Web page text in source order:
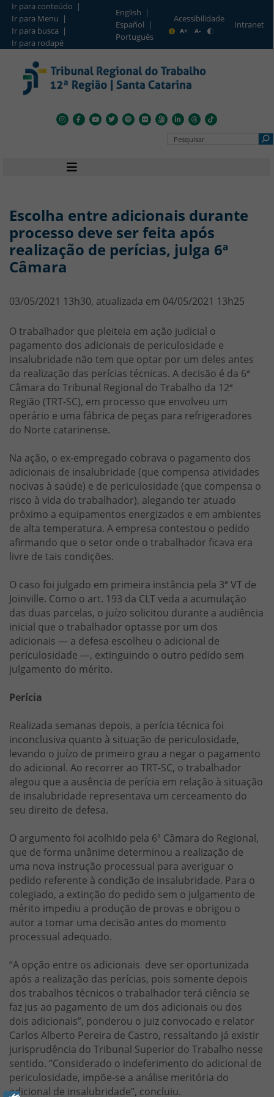
Barra de Acesso Rápido
Ir para conteúdo |
Ir para Menu |
Ir para busca |
Ir para rodapé
English |
Español |
Português
Acessibilidade
A+ A-
Intranet
Pesquisar no Portal
Navegação principal
Escolha entre adicionais durante
processo deve ser feita após
realização de perícias, julga 6ª
Câmara
03/05/2021 13h30, atualizada em 04/05/2021 13h25
O trabalhador que pleiteia em ação judicial o
pagamento dos adicionais de periculosidade e
insalubridade não tem que optar por um deles antes
da realização das perícias técnicas. A decisão é da 6ª
Câmara do Tribunal Regional do Trabalho da 12ª
Região (TRT-SC), em processo que envolveu um
operário e uma fábrica de peças para refrigeradores
do Norte catarinense.
Na ação, o ex-empregado cobrava o pagamento dos
adicionais de insalubridade (que compensa atividades
nocivas à saúde) e de periculosidade (que compensa o
risco à vida do trabalhador), alegando ter atuado
próximo a equipamentos energizados e em ambientes
de alta temperatura. A empresa contestou o pedido
afirmando que o setor onde o trabalhador ficava era
livre de tais condições.
O caso foi julgado em primeira instância pela 3ª VT de
Joinville. Como o art. 193 da CLT veda a acumulação
das duas parcelas, o juízo solicitou durante a audiência
inicial que o trabalhador optasse por um dos
adicionais — a defesa escolheu o adicional de
periculosidade —, extinguindo o outro pedido sem
julgamento do mérito.
Perícia
Realizada semanas depois, a perícia técnica foi
inconclusiva quanto à situação de periculosidade,
levando o juízo de primeiro grau a negar o pagamento
do adicional. Ao recorrer ao TRT-SC, o trabalhador
alegou que a ausência de perícia em relação à situação
de insalubridade representava um cerceamento do
seu direito de defesa.
O argumento foi acolhido pela 6ª Câmara do Regional,
que de forma unânime determinou a realização de
uma nova instrução processual para averiguar o
pedido referente à condição de insalubridade. Para o
colegiado, a extinção do pedido sem o julgamento de
mérito impediu a produção de provas e obrigou o
autor a tomar uma decisão antes do momento
processual adequado.
“A opção entre os adicionais deve ser oportunizada
após a realização das perícias, pois somente depois
dos trabalhos técnicos o trabalhador terá ciência se
faz jus ao pagamento de um dos adicionais ou dos
dois adicionais”, ponderou o juiz convocado e relator
Carlos Alberto Pereira de Castro, ressaltando já existir
jurisprudência do Tribunal Superior do Trabalho nesse
sentido. “Considerado o indeferimento do adicional de
periculosidade, impõe-se a análise meritória do
adicional de insalubridade”, concluiu.